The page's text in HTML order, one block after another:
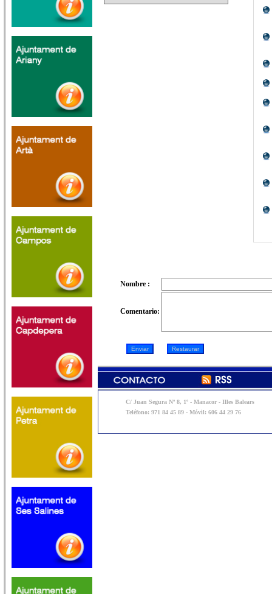
Nombre :
Comentario:
C/ Juan Segura Nº 8, 1º - Manacor - Illes Balears
Teléfono: 971 84 45 89 - Móvil: 606 44 29 76